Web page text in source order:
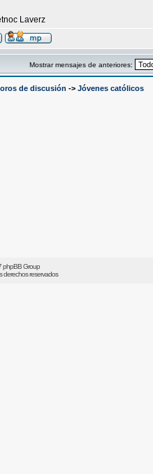
Laverz
Mostrar mensajes de anteriores:
de discusión -> Jóvenes católicos
phpBB Group
derechos reservados